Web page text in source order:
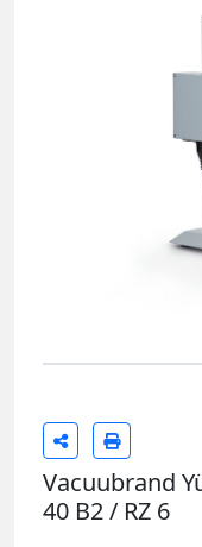
Vacuubrand
40 B2 / RZ 6